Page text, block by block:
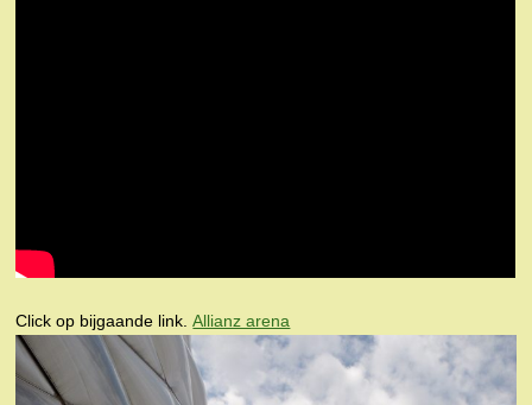
Click op bijgaande link.Allianz arena